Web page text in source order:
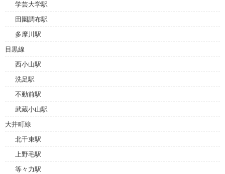
学芸大学駅
田園調布駅
多摩川駅
目黒線
西小山駅
洗足駅
不動前駅
武蔵小山駅
大井町線
北千束駅
上野毛駅
等々力駅